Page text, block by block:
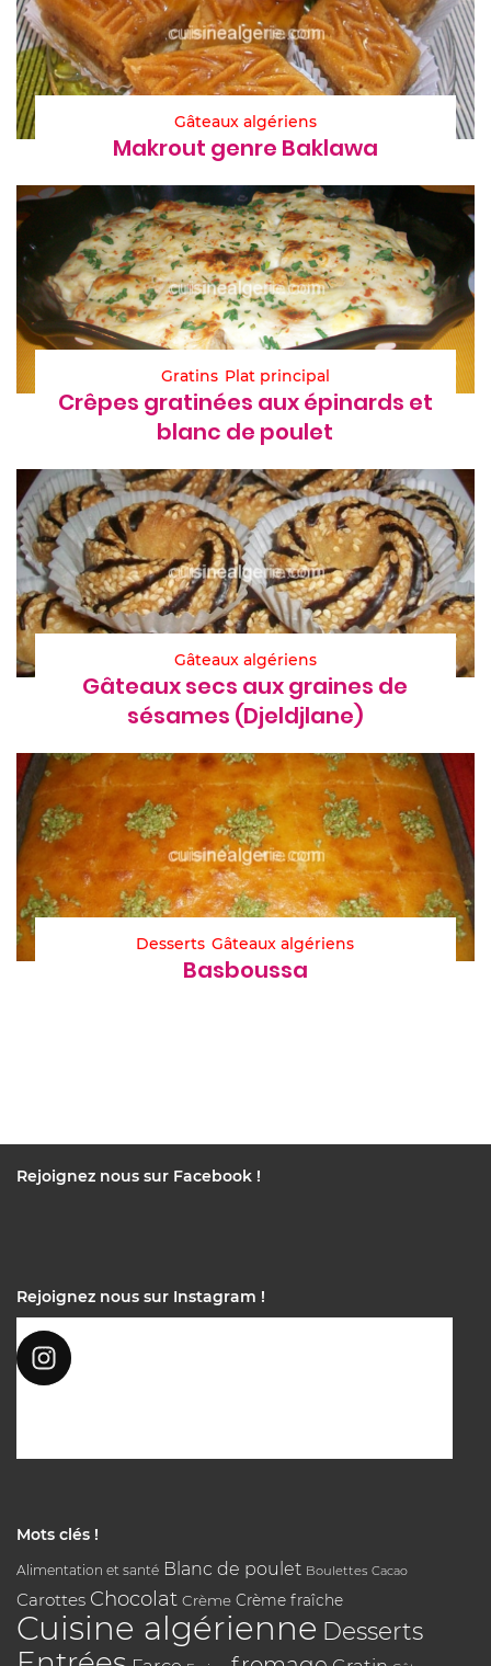
Gâteaux algériens
Makrout genre Baklawa
Gratins Plat principal
Crêpes gratinées aux épinards et
blanc de poulet
Gâteaux algériens
Gâteaux secs aux graines de
sésames (Djeldjlane)
Desserts Gâteaux algériens
Basboussa
Rejoignez nous sur Facebook !
Rejoignez nous sur Instagram !
Mots clés !
Alimentation et santé Blanc de poulet Boulettes Cacao
Carottes Chocolat Crème Crème fraîche
Cuisine algérienne Desserts